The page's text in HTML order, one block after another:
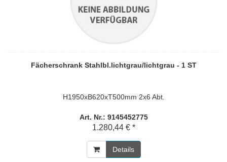
Fächerschrank Stahlbl.lichtgrau/lichtgrau - 1 ST
H1950xB620xT500mm 2x6 Abt.
Art. Nr.: 9145452775
1.280,44 € *
Details